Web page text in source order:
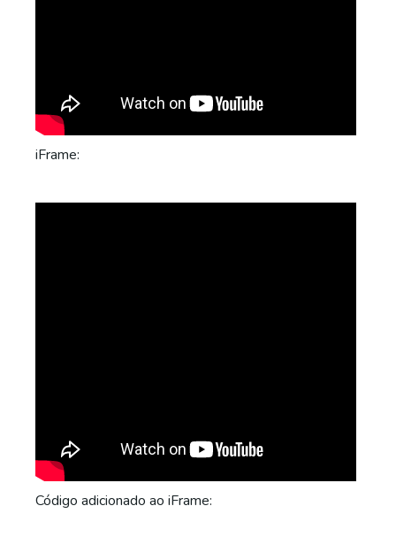
iFrame:
Código adicionado ao iFrame: